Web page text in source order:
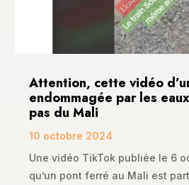
Attention, cette vidéo
endommagée par les
pas du Mali
10 octobre 2024
Une vidéo TikTok publiée le 6
qu’un pont ferré au Mali est